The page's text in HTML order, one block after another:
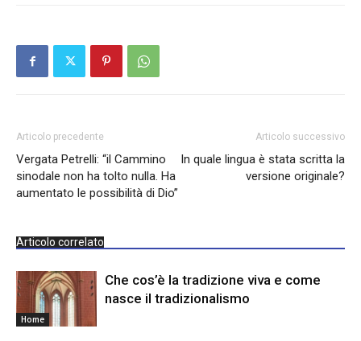
Articolo precedente
Vergata Petrelli: “il Cammino
sinodale non ha tolto nulla. Ha
aumentato le possibilità di Dio”
Articolo successivo
In quale lingua è stata scritta la
versione originale?
Articolo correlato
Home
Che cos’è la tradizione viva e come
nasce il tradizionalismo